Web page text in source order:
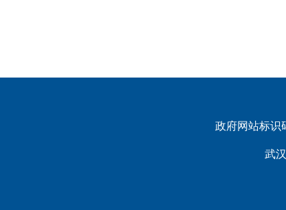
政府网站标识
武